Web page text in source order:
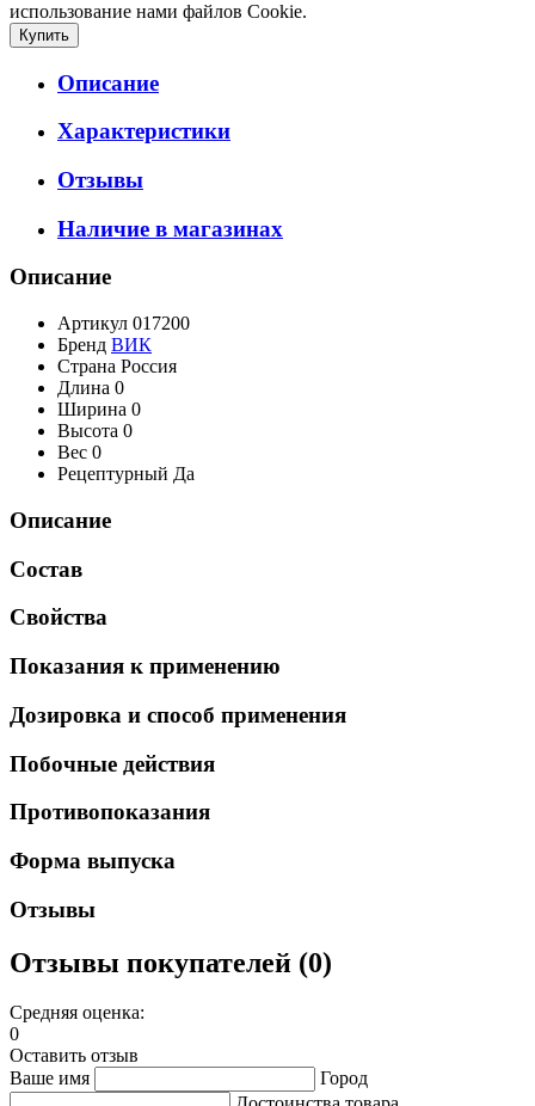
использование нами файлов Cookie.
Описание
Характеристики
Отзывы
Наличие в магазинах
Описание
Артикул 017200
Бренд ВИК
Страна Россия
Длина 0
Ширина 0
Высота 0
Вес 0
Рецептурный Да
Описание
Состав
Свойства
Показания к применению
Дозировка и способ применения
Побочные действия
Противопоказания
Форма выпуска
Отзывы
Отзывы покупателей (0)
Средняя оценка:
0
Оставить отзыв
Ваше имя
Город